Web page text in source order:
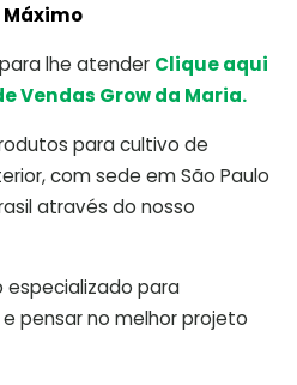
Máximo
lhe atender Clique aqui
Vendas Grow da Maria.
para cultivo de
com sede em São Paulo
através do nosso
para
pensar no melhor projeto